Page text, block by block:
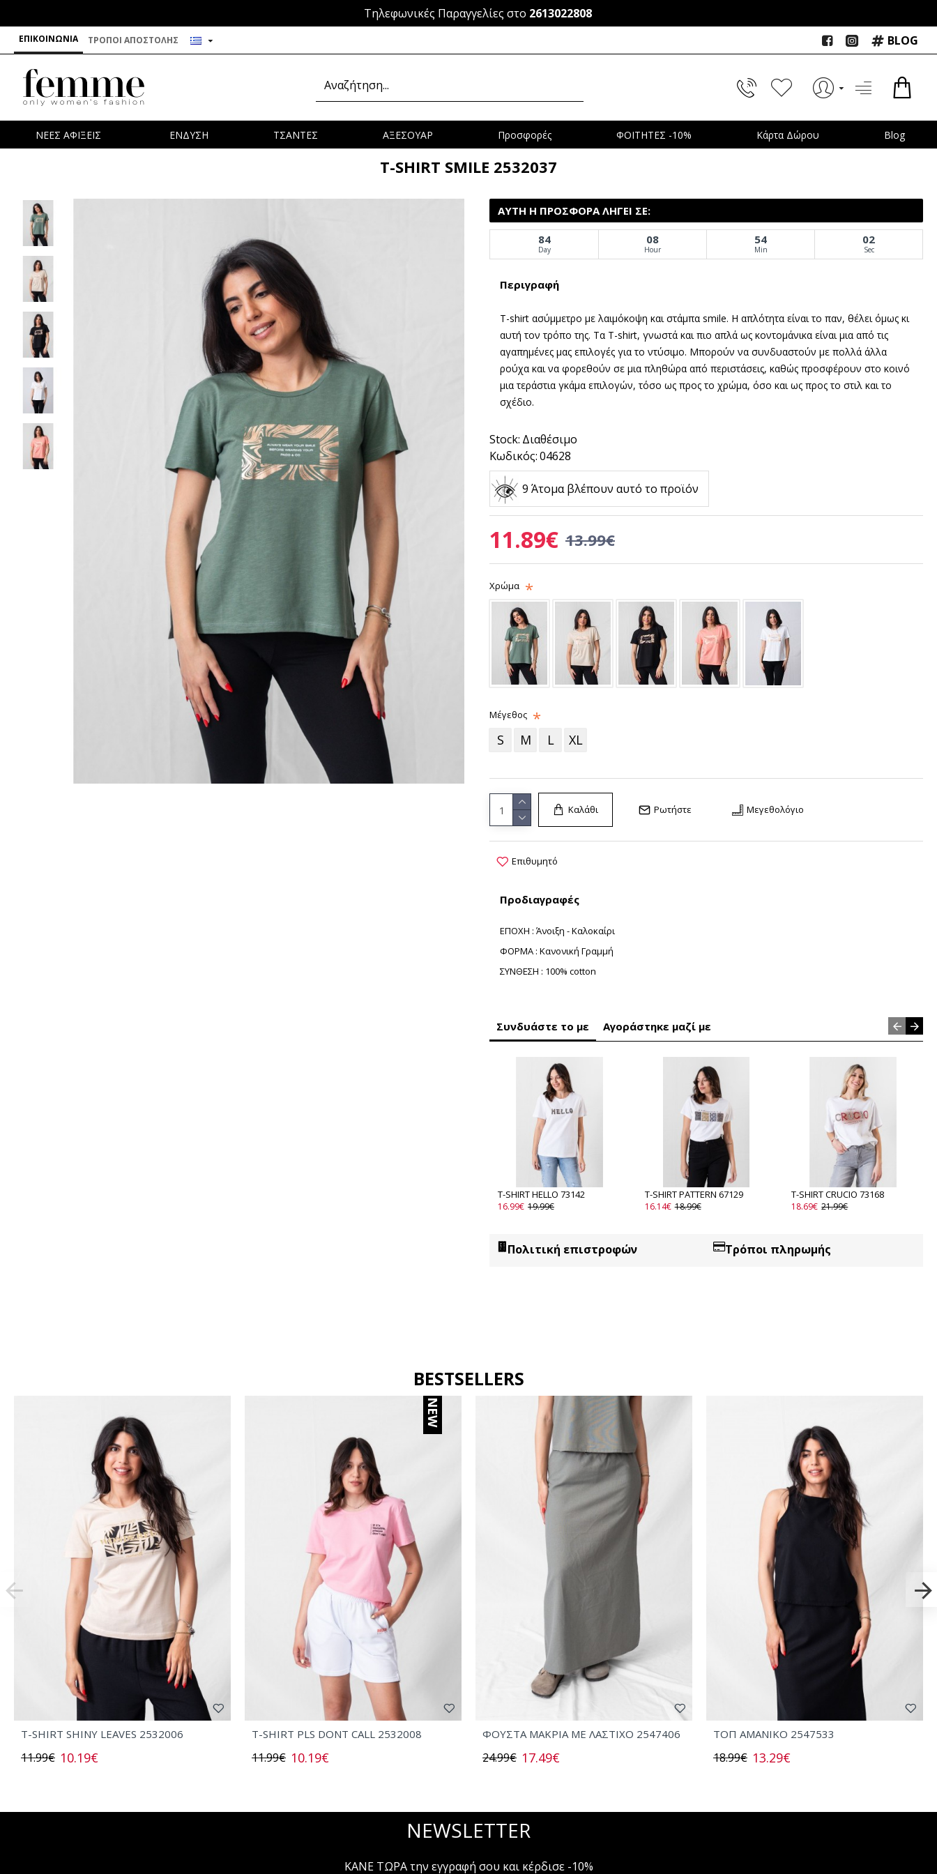
Τηλεφωνικές Παραγγελίες στο 2613022808
ΕΠΙΚΟΙΝΩΝΊΑ ΤΡΌΠΟΙ ΑΠΟΣΤΟΛΉΣ BLOG
ΝΕΕΣ ΑΦΙΞΕΙΣ ΕΝΔΥΣΗ ΤΣΑΝΤΕΣ ΑΞΕΣΟΥΑΡ Προσφορές ΦΟΙΤΗΤΕΣ -10% Κάρτα Δώρου Blog
T-SHIRT SMILE 2532037
Περιγραφή
T-shirt ασύμμετρο με λαιμόκοψη και στάμπα smile. Η απλότητα είναι το παν, θέλει όμως κι
αυτή τον τρόπο της. Τα T-shirt, γνωστά και πιο απλά ως κοντομάνικα είναι μια από τις
αγαπημένες μας επιλογές για το ντύσιμο. Μπορούν να συνδυαστούν με πολλά άλλα
ρούχα και να φορεθούν σε μια πληθώρα από περιστάσεις, καθώς προσφέρουν στο κοινό
μια τεράστια γκάμα επιλογών, τόσο ως προς το χρώμα, όσο και ως προς το στιλ και το
σχέδιο.
Stock: Διαθέσιμο
Κωδικός:04628
ΑΥΤΉ Η ΠΡΟΣΦΟΡΆ ΛΉΓΕΙ ΣΕ:
84
Day
08
Hour
54
Min
01
Sec
9 Άτομα βλέπουν αυτό το προϊόν
11.89€ 13.99€
Χρώμα
Μέγεθος
S M L XL
Καλάθι Ρωτήστε Μεγεθολόγιο
Επιθυμητό
Πολιτική επιστροφών Τρόποι πληρωμής
Συνδυάστε το με Αγοράστηκε μαζί με
T-SHIRT HELLO 73142
16.99€ 19.99€
T-SHIRT PATTERN 67129
16.14€ 18.99€
T-SHIRT CRUCIO 73168
18.69€ 21.99€
Προδιαγραφές
ΕΠΟΧΗ : Άνοιξη - Καλοκαίρι
ΦΟΡΜΑ : Κανονική Γραμμή
ΣΥΝΘΕΣΗ : 100% cotton
BESTSELLERS
T-SHIRT SHINY LEAVES 2532006
10.19€
11.99€
NEW
T-SHIRT PLS DONT CALL 2532008
10.19€
11.99€
ΦΟΥΣΤΑ ΜΑΚΡΙΑ ΜΕ ΛΑΣΤΙΧΟ 2547406
17.49€
24.99€
ΤΟΠ AMANIKO 2547533
13.29€
18.99€
NEWSLETTER
ΚΑΝΕ ΤΩΡΑ την εγγραφή σου και κέρδισε -10%